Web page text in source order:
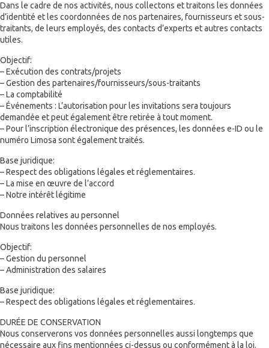
Dans le cadre de nos activités, nous collectons et traitons les données
d’identité et les coordonnées de nos partenaires, fournisseurs et sous-
traitants, de leurs employés, des contacts d’experts et autres contacts
utiles.
Objectif:
– Exécution des contrats/projets
– Gestion des partenaires/fournisseurs/sous-traitants
– La comptabilité
– Événements : L’autorisation pour les invitations sera toujours
demandée et peut également être retirée à tout moment.
– Pour l’inscription électronique des présences, les données e-ID ou le
numéro Limosa sont également traités.
Base juridique:
– Respect des obligations légales et réglementaires.
– La mise en œuvre de l’accord
– Notre intérêt légitime
Données relatives au personnel
Nous traitons les données personnelles de nos employés.
Objectif:
– Gestion du personnel
– Administration des salaires
Base juridique:
– Respect des obligations légales et réglementaires.
DURÉE DE CONSERVATION
Nous conserverons vos données personnelles aussi longtemps que
nécessaire aux fins mentionnées ci-dessus ou conformément à la loi.